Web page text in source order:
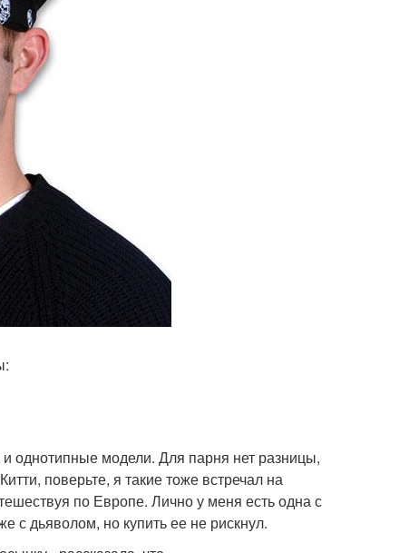
однотипные модели. Для парня нет разницы,
поверьте, я такие тоже встречал на
по Европе. Лично у меня есть одна с
с дьяволом, но купить ее не рискнул.